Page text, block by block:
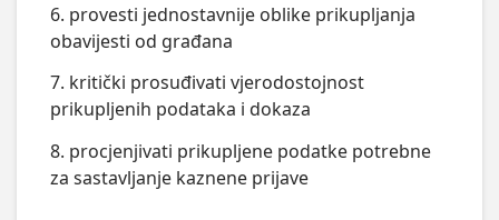
6. provesti jednostavnije oblike prikupljanja
obavijesti od građana
7. kritički prosuđivati vjerodostojnost
prikupljenih podataka i dokaza
8. procjenjivati prikupljene podatke potrebne
za sastavljanje kaznene prijave